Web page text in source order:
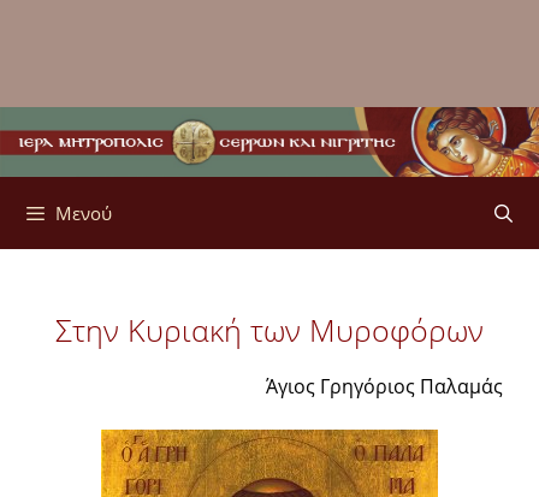
Μενού
Στην Κυριακή των Μυροφόρων
Άγιος Γρηγόριος Παλαμάς